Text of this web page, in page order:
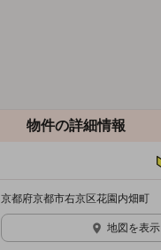
物件の詳細情報
京都府京都市右京区花園内畑町
地図を表示